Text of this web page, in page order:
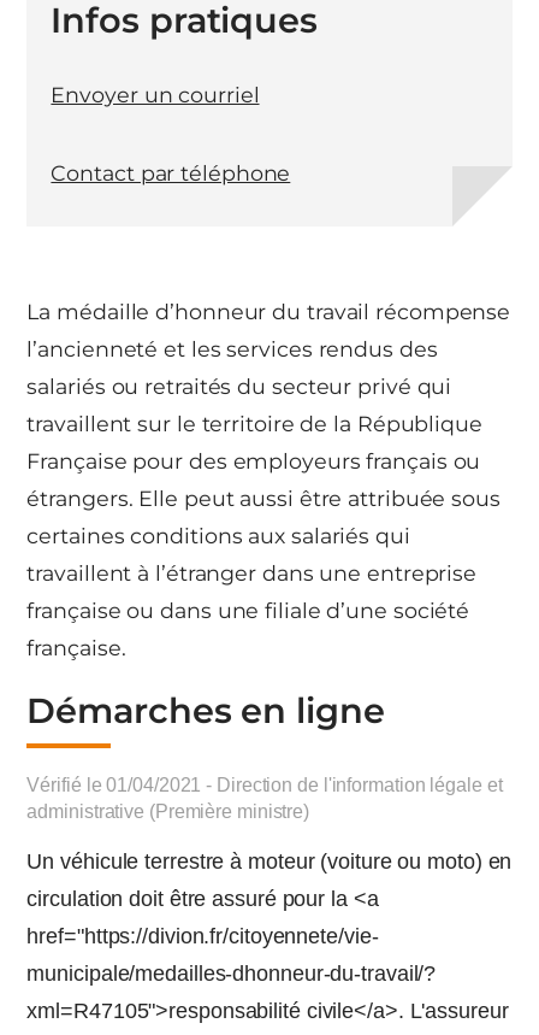
La médaille d’honneur du travail récompense
l’ancienneté et les services rendus des
salariés ou retraités du secteur privé qui
travaillent sur le territoire de la République
Française pour des employeurs français ou
étrangers. Elle peut aussi être attribuée sous
certaines conditions aux salariés qui
travaillent à l’étranger dans une entreprise
française ou dans une filiale d’une société
française.
Démarches en ligne
Vérifié le 01/04/2021 - Direction de l'information légale et
administrative (Première ministre)
Un véhicule terrestre à moteur (voiture ou moto) en
circulation doit être assuré pour la <a
href="https://divion.fr/citoyennete/vie-
municipale/medailles-dhonneur-du-travail/?
xml=R47105">responsabilité civile</a>. L'assureur
Infos pratiques
Envoyer un courriel
Contact par téléphone